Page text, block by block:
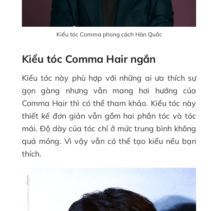
Kiểu tóc Comma phong cách Hàn Quốc
Kiểu tóc Comma Hair ngắn
Kiểu tóc này phù hợp với những ai ưa thích sự
gọn gàng nhưng vẫn mang hơi hướng của
Comma Hair thì có thể tham khảo. Kiểu tóc này
thiết kế đơn giản vẫn gồm hai phần tóc và tóc
mái. Độ dày của tóc chỉ ở mức trung bình không
quá mỏng. Vì vậy vẫn có thể tạo kiểu nếu bạn
thích.